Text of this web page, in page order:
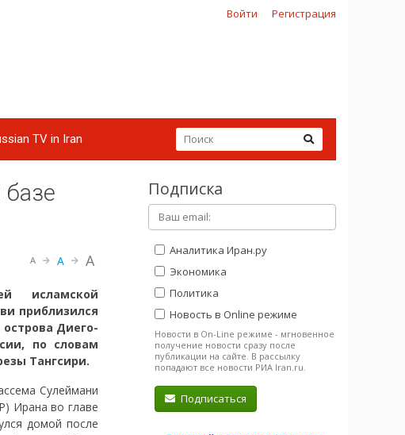
Войти Регистрация
TV in Iran
A A A
исламской
приблизился
Диего-
по словам
Тангсири.
Сулеймани
Ирана во главе
домой после
Подписка
Аналитика Иран.ру
Экономика
Политика
Новость в Online режиме
Новости в On-Line режиме - мгновенное
получение новости сразу после
публикации на сайте. В рассылку
попадают все новости РИА Iran.ru.
Подписаться